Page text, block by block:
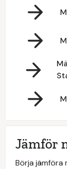
Jämför
Börja jämföra